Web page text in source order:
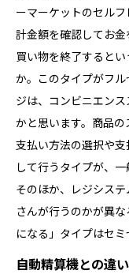
ーマーケットのセル
計金額を確認してお
買い物を終了すると
か。このタイプがフ
ジは、コンビニエン
かと思います。商品
支払い方法の選択や
して行うタイプが、
そのほか、レジシス
さんが行うのかが異
になる」タイプはセミ
自動精算機との違い